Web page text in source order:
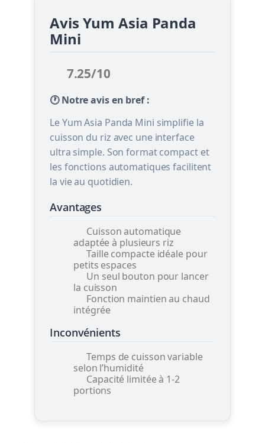
Avis Yum Asia Panda
Mini
7.25/10
🕐 Notre avis en bref :
Le Yum Asia Panda Mini simplifie la
cuisson du riz avec une interface
ultra simple. Son format compact et
les fonctions automatiques facilitent
la vie au quotidien.
Avantages
Cuisson automatique
adaptée à plusieurs riz
Taille compacte idéale pour
petits espaces
Un seul bouton pour lancer
la cuisson
Fonction maintien au chaud
intégrée
Inconvénients
Temps de cuisson variable
selon l’humidité
Capacité limitée à 1-2
portions